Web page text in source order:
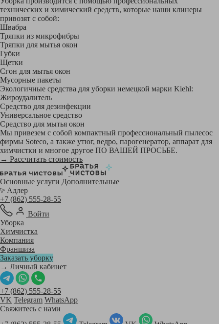
технических и химический средств, которые наши клинеры
привозят с собой:
Швабра
Тряпки из микрофибры
Тряпки для мытья окон
Губки
Щетки
Сгон для мытья окон
Мусорные пакеты
Экологичные средства для уборки немецкой марки Kiehl:
Жироудалитель
Средство для дезинфекции
Универсальное средство
Средство для мытья окон
Мы привезем с собой компактный профессиональный пылесос
фирмы Soteco, а также утюг, ведро, парогенератор, аппарат для
химчистки и многое другое ПО ВАШЕЙ ПРОСЬБЕ.
→ Рассчитать стоимость
Основные услуги Дополнительные
Адлер
+7 (862) 555-28-55
Войти
Уборка
Химчистка
Компания
Франшиза
Заказать уборку
→ Личный кабинет
+7 (862) 555-28-55
VK Telegram WhatsApp
Свяжитесь с нами